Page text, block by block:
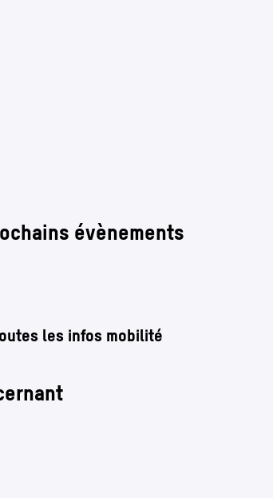
évènements
les infos mobilité